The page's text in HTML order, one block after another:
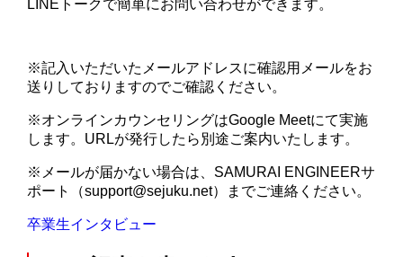
LINEトークで簡単にお問い合わせができます。
※記入いただいたメールアドレスに確認用メールをお
送りしておりますのでご確認ください。
※オンラインカウンセリングはGoogle Meetにて実施
します。URLが発行したら別途ご案内いたします。
※メールが届かない場合は、SAMURAI ENGINEERサ
ポート（support@sejuku.net）までご連絡ください。
卒業生インタビュー